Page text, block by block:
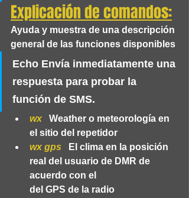
Explicación de comandos:
Ayuda y muestra de una descripción
general de las funciones disponibles
Echo Envía inmediatamente una
respuesta para probar la
función de SMS.
wx
  Weather o meteorología en
el sitio del repetidor
wx gps
   El clima en la posición
real del usuario de DMR de
acuerdo con el
del GPS de la radio